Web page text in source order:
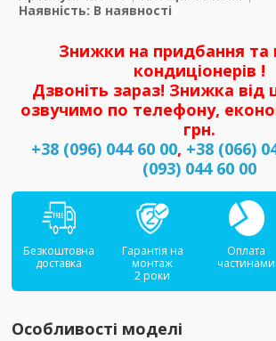
Наявність: В наявності
Знижки на придбання
кондиціонерів !
Дзвоніть зараз! Знижка від
озвучимо по телефону,
грн.
+38 (096) 044 60 00, +38 (066)
(093) 044 60 00
Безкоштовна
доставка
Гарантія на
монтаж
2 роки
Оплата
частинами
Особливості моделі